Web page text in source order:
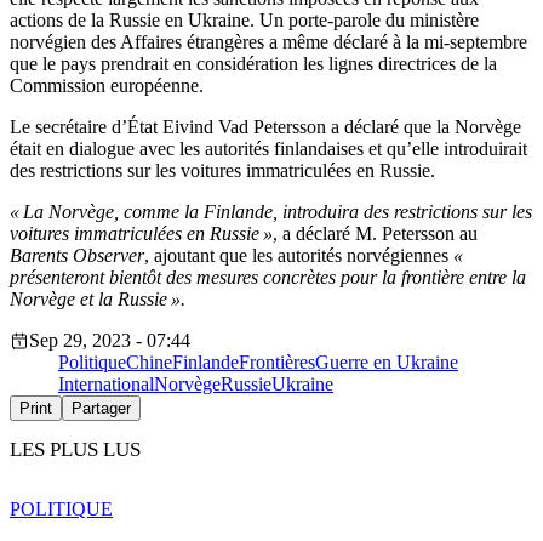
actions de la Russie en Ukraine. Un porte-parole du ministère
norvégien des Affaires étrangères a même déclaré à la mi-septembre
que le pays prendrait en considération les lignes directrices de la
Commission européenne.
Le secrétaire d’État Eivind Vad Petersson a déclaré que la Norvège
était en dialogue avec les autorités finlandaises et qu’elle introduirait
des restrictions sur les voitures immatriculées en Russie.
« La Norvège, comme la Finlande, introduira des restrictions sur les
voitures immatriculées en Russie », a déclaré M. Petersson au
Barents Observer, ajoutant que les autorités norvégiennes «
présenteront bientôt des mesures concrètes pour la frontière entre la
Norvège et la Russie ».
Sep 29, 2023 - 07:44
PolitiqueChineFinlandeFrontièresGuerre en Ukraine
InternationalNorvègeRussieUkraine
Print Partager
LES PLUS LUS
POLITIQUE